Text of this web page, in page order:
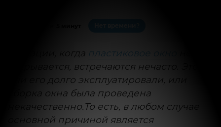
Ситуации, когда пластиковое окно
закрывается, встречаются нечасто. Это
или его долго эксплуатировали, или
сборка окна была проведена
некачественно.То есть, в любом случае
основной причиной является